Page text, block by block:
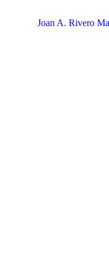
Joan A. Rivero